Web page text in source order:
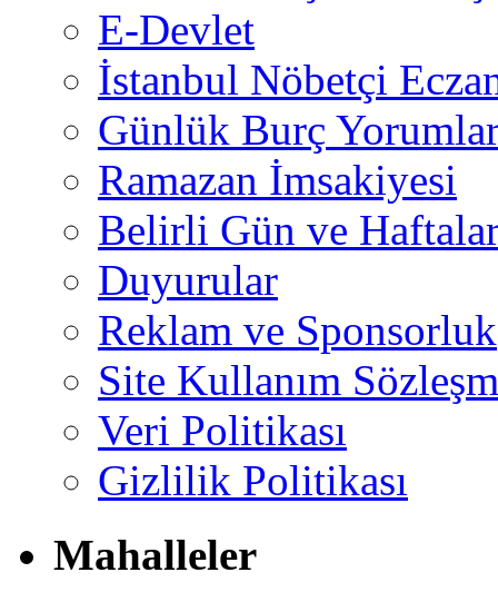
E-Devlet
İstanbul Nöbetçi
Günlük Burç
Ramazan İmsakiyesi
Belirli Gün ve
Duyurular
Reklam ve Sponsorluk
Site Kullanım
Veri Politikası
Gizlilik Politikası
Mahalleler